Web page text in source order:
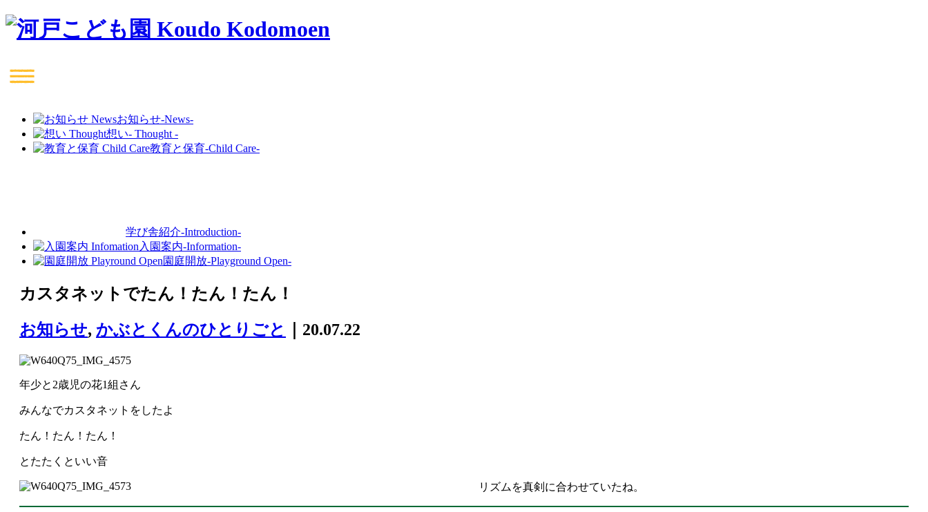
お知らせ-News-
想い- Thought -
教育と保育-Child Care-
学び舎紹介-Introduction-
入園案内-Information-
園庭開放-Playground Open-
カスタネットでたん！たん！たん！
お知らせ, かぶとくんのひとりごと ｜20.07.22
年少と2歳児の花1組さん
みんなでカスタネットをしたよ
たん！たん！たん！
とたたくといい音
リズムを真剣に合わせていたね。